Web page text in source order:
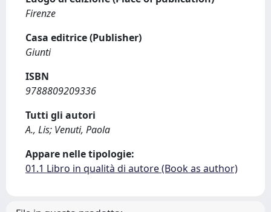
Firenze
Casa editrice (Publisher)
Giunti
ISBN
9788809209336
Tutti gli autori
A., Lis; Venuti, Paola
Appare nelle tipologie:
01.1 Libro in qualità di autore (Book as author)